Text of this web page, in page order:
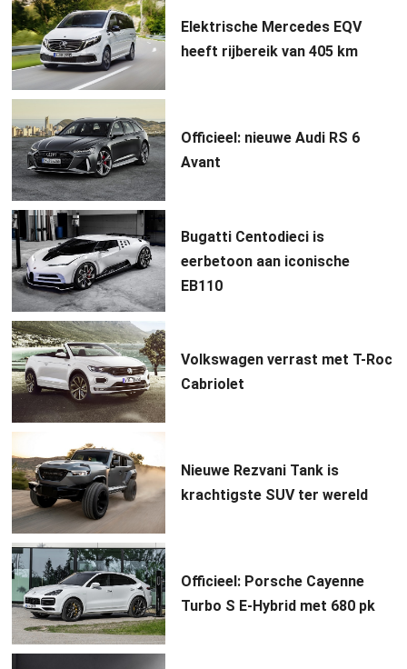
Elektrische Mercedes EQV
heeft rijbereik van 405 km
Officieel: nieuwe Audi RS 6
Avant
Bugatti Centodieci is
eerbetoon aan iconische
EB110
Volkswagen verrast met T-Roc
Cabriolet
Nieuwe Rezvani Tank is
krachtigste SUV ter wereld
Officieel: Porsche Cayenne
Turbo S E-Hybrid met 680 pk